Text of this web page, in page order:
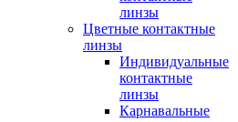
линзы
Цветные контактные
линзы
Индивидуальные
контактные
линзы
Карнавальные